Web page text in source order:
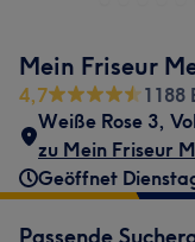
Mein Friseur
4,7
1188
Weiße Rose 3,
zu Mein Friseur
Geöffnet